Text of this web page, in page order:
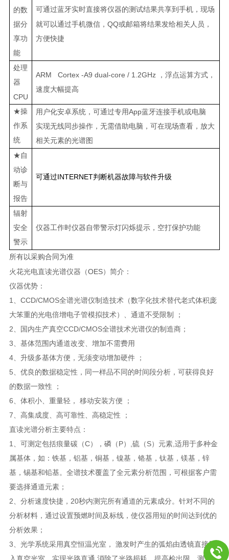
的数
据分
享功
能
可通过蓝牙实时直接将仪器的测试结果共享到手机，现场
就可以通过手机微信， QQ或邮箱将结果发给相关人员，
方便快捷
处理
器
CPU
ARM Cortex -A9 dual-core / 1.2GHz
，浮点运算方式，
速度大幅提高
★操
作系
统
用户化安卓系统，可通过专用App蓝牙连接手机或电脑
实现无线同步操作，无需借助电脑，可在现场查看，放大
相关元素的光谱图
★自
动诊
断与
报告
可通过INTERNET判断机器故障与软件升级
辐射
安全
警示
仪器工作时仪器自带警示灯闪烁提示，空打保护功能
所有以采购合同为准
火花光电直读光谱仪器（OES）简介：
仪器优势：
1
CCD/CMOS全谱光谱仪制造技术（数字化技术替代老式体积庞
大笨重的光电倍增电子管模拟技术）、通道不受限制 ；
2 、国内生产真空CCD/CMOS全谱技术光谱仪的制造商；
3 、基体范围内通道改变、增加不需费用
4、升级多基体方便，无须变动增加硬件 ；
5 、优良的数据稳定性，同一样品不同的时间段分析，可获得良好
的数据一致性 ；
6 、体积小、重量轻， 移动安装方便 ；
7 、高集成度、高可靠性、高稳定性 ；
直读光谱分析主要特点：
1
、可测定包括痕量碳（C），磷（P） 硫（S）元素, 适用于多种金
属基体，如：铁基，铝基，铜基，镍基，铬基，钛基，镁基，锌
基，锡基和铅基。全谱技术覆盖了全元素分析范围，可根据客户需
要选择通道元素；
2 、分析速度快捷， 20秒内测完所有通道的元素成分。针对不同的
分析材料，通过设置预燃时间及标线，使仪器用短的时间达到优的
分析效果；
3 、光学系统采用真空恒温光室， 激发时产生的弧焰由透镜直接导
入真空光室，实现光路直通 消除了光路损耗，提高检出限，测定结